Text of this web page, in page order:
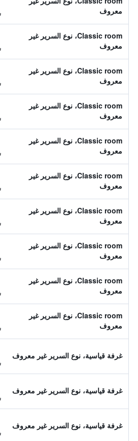
معروف
Classic room، نوع السرير غير
معروف
Classic room، نوع السرير غير
معروف
Classic room، نوع السرير غير
معروف
Classic room، نوع السرير غير
معروف
Classic room، نوع السرير غير
معروف
Classic room، نوع السرير غير
معروف
Classic room، نوع السرير غير
معروف
Classic room، نوع السرير غير
معروف
Classic room، نوع السرير غير
معروف
غرفة قياسية، نوع السرير غير معروف
غرفة قياسية، نوع السرير غير معروف
غرفة قياسية، نوع السرير غير معروف